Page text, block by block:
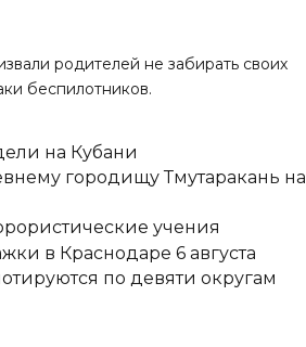
родителей не забирать своих
беспилотников.
на Кубани
городищу Тмутаракань на
учения
в Краснодаре 6 августа
по девяти округам